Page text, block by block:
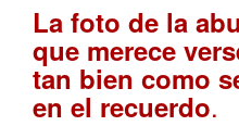
La foto de la
que merece
tan bien como
en el recuerdo.